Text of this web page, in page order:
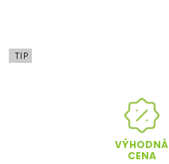
TIP
VÝHODNÁ
CENA